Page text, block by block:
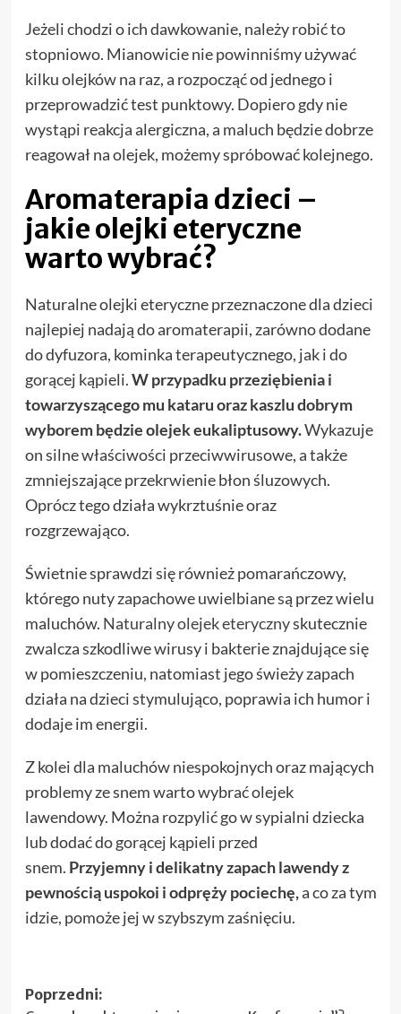
Jeżeli chodzi o ich dawkowanie, należy robić to
stopniowo. Mianowicie nie powinniśmy używać
kilku olejków na raz, a rozpocząć od jednego i
przeprowadzić test punktowy. Dopiero gdy nie
wystąpi reakcja alergiczna, a maluch będzie dobrze
reagował na olejek, możemy spróbować kolejnego.
Aromaterapia dzieci –
jakie olejki eteryczne
warto wybrać?
Naturalne olejki eteryczne przeznaczone dla dzieci
najlepiej nadają do aromaterapii, zarówno dodane
do dyfuzora, kominka terapeutycznego, jak i do
gorącej kąpieli.W przypadku przeziębienia i
towarzyszącego mu kataru oraz kaszlu dobrym
wyborem będzie olejek eukaliptusowy.Wykazuje
on silne właściwości przeciwwirusowe, a także
zmniejszające przekrwienie błon śluzowych.
Oprócz tego działa wykrztuśnie oraz
rozgrzewająco.
Świetnie sprawdzi się również pomarańczowy,
którego nuty zapachowe uwielbiane są przez wielu
maluchów. Naturalny olejek eterycznyskutecznie
zwalcza szkodliwe wirusy i bakterie znajdujące się
w pomieszczeniu, natomiast jego świeży zapach
działa na dzieci stymulująco, poprawia ich humor i
dodaje im energii.
Z kolei dla maluchów niespokojnych oraz mających
problemy ze snem warto wybrać olejek
lawendowy. Można rozpylić go w sypialni dziecka
lub dodać do gorącej kąpieli przed
snem. Przyjemny i delikatny zapach lawendy z
pewnością uspokoi i odpręży pociechę,a co za tym
idzie, pomoże jej w szybszym zaśnięciu.
Zobacz
Poprzedni: